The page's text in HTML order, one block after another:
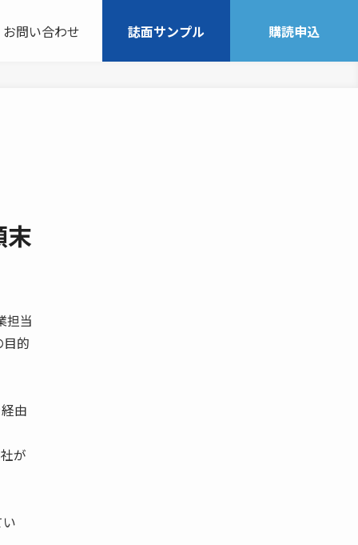
お問い合わせ 誌面サンプル 購読申込
末
担当
的
由
が